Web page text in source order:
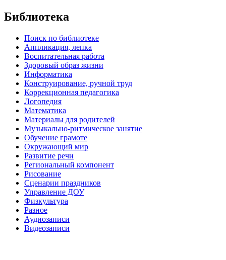
Библиотека
Поиск по библиотеке
Аппликация, лепка
Воспитательная работа
Здоровый образ жизни
Информатика
Конструирование, ручной труд
Коррекционная педагогика
Логопедия
Математика
Материалы для родителей
Музыкально-ритмическое занятие
Обучение грамоте
Окружающий мир
Развитие речи
Региональный компонент
Рисование
Сценарии праздников
Управление ДОУ
Физкультура
Разное
Аудиозаписи
Видеозаписи